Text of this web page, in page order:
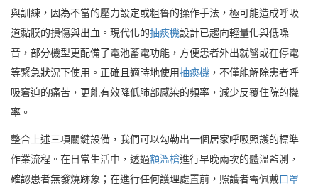
與訓練，因為不當的壓力設定或粗魯的操作手法，極可能造成呼吸
道黏膜的損傷與出血。現代化的抽痰機設計已趨向輕量化與低噪
音，部分機型更配備了電池蓄電功能，方便患者外出就醫或在停電
等緊急狀況下使用。正確且適時地使用抽痰機 ，不僅能解除患者呼
吸窘迫的痛苦，更能有效降低肺部感染的頻率，減少反覆住院的機
率。
整合上述三項關鍵設備，我們可以勾勒出一個居家呼吸照護的標準
作業流程。在日常生活中，透過額溫槍進行早晚兩次的體溫監測，
確認患者無發燒跡象；在進行任何護理處置前，照護者需佩戴口罩